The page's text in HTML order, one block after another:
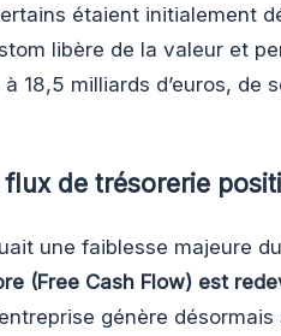
étaient initialement
libère de la valeur et
18,5 milliards d’euros, de
de trésorerie
une faiblesse majeure
(Free Cash Flow) est
génère